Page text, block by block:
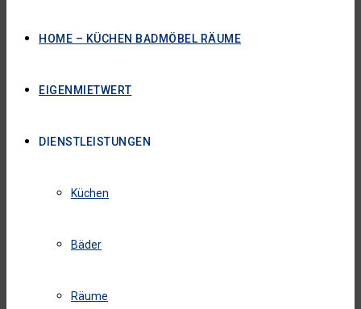
HOME – KÜCHEN BADMÖBEL RÄUME
EIGENMIETWERT
DIENSTLEISTUNGEN
Küchen
Bäder
Räume